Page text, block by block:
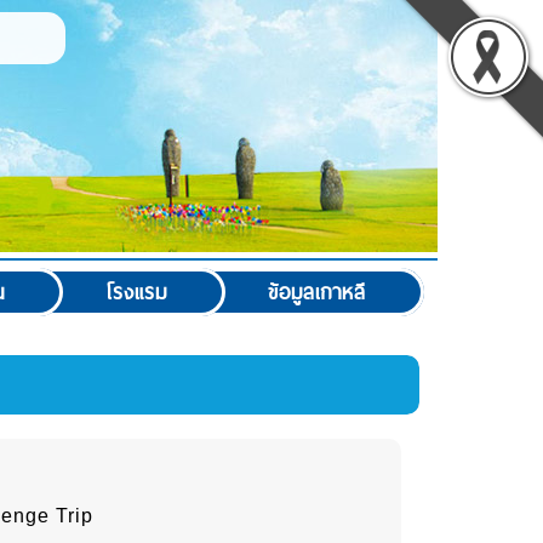
โรงแรม ข้อมูลเกาหลี
Trip